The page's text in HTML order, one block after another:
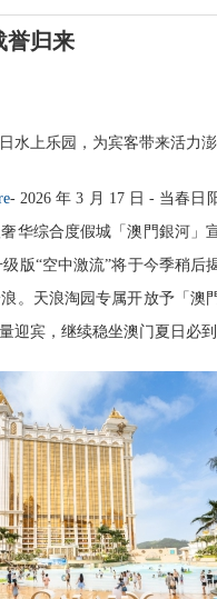
誉归来
水上乐园，为宾客带来活力
- 2026 年 3 月 17 日 - 当春日
华综合度假城「澳門銀河」
版“空中激流”将于今季稍后
。天浪淘园专属开放予「澳
迎宾，继续稳坐澳门夏日必